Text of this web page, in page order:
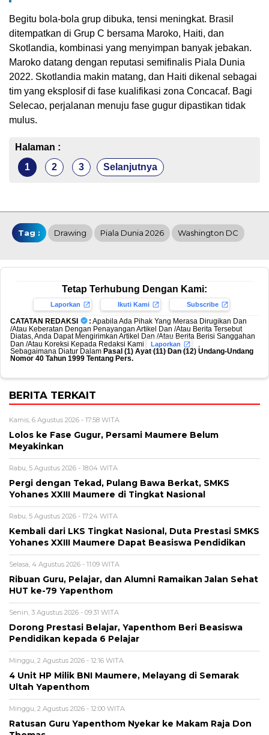
Begitu bola-bola grup dibuka, tensi meningkat. Brasil
ditempatkan di Grup C bersama Maroko, Haiti, dan
Skotlandia, kombinasi yang menyimpan banyak jebakan.
Maroko datang dengan reputasi semifinalis Piala Dunia
2022. Skotlandia makin matang, dan Haiti dikenal sebagai
tim yang eksplosif di fase kualifikasi zona Concacaf. Bagi
Selecao, perjalanan menuju fase gugur dipastikan tidak
mulus.
Halaman :
1
2 3 Selanjutnya
Tag : Drawing Piala Dunia 2026 Washington DC
Tetap Terhubung Dengan Kami:
Laporkan Ikuti Kami Subscribe
CATATAN REDAKSI : Apabila Ada Pihak Yang Merasa Dirugikan Dan
/Atau Keberatan Dengan Penayangan Artikel Dan /Atau Berita Tersebut
Diatas, Anda Dapat Mengirimkan Artikel Dan /Atau Berita Berisi Sanggahan
Dan /Atau Koreksi Kepada Redaksi Kami
Laporkan
,
Sebagaimana Diatur Dalam Pasal (1) Ayat (11) Dan (12) Undang-Undang
Nomor 40 Tahun 1999 Tentang Pers.
BERITA TERKAIT
Kamis, 6 Agustus 2026 - 17:58 WITA
Lolos ke Fase Gugur, Persami Maumere Belum
Meyakinkan
Rabu, 5 Agustus 2026 - 18:04 WITA
Pergi dengan Tekad, Pulang Bawa Berkat, SMKS
Yohanes XXIII Maumere di Tingkat Nasional
Rabu, 5 Agustus 2026 - 17:24 WITA
Kembali dari LKS Tingkat Nasional, Duta Prestasi SMKS
Yohanes XXIII Maumere Dapat Beasiswa Pendidikan
Selasa, 4 Agustus 2026 - 11:09 WITA
Ribuan Guru, Pelajar, dan Alumni Ramaikan Jalan Sehat
HUT ke-79 Yapenthom
Senin, 3 Agustus 2026 - 09:31 WITA
Dorong Prestasi Belajar, Yapenthom Beri Beasiswa
Pendidikan kepada 6 Pelajar
Minggu, 2 Agustus 2026 - 12:16 WITA
4 Unit HP Milik BNI Maumere, Melayang di Semarak
Ultah Yapenthom
Minggu, 2 Agustus 2026 - 12:00 WITA
Ratusan Guru Yapenthom Nyekar ke Makam Raja Don